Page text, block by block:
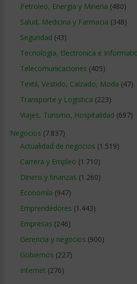
Petroleo, Energia y Mineria (480)
Salud, Medicina y Farmacia (348)
Seguridad (43)
Tecnologia, Electronica e
Telecomunicaciones (405)
Textil, Vestido, Calzado, Moda (47)
Transporte y Logistica (223)
Viajes, Turismo, Hospitalidad (697)
Negocios (7.837)
Actualidad de negocios (1.519)
Carrera y Empleo (1.710)
Dinero y finanzas (1.260)
Economía (947)
Emprendedores (1.443)
Empresas (246)
Gerencia y negocios (900)
Gobiernos (227)
Internet (276)